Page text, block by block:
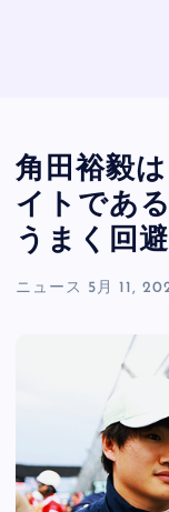
角田裕毅
イトであ
うまく回
ニュース 5月 11,